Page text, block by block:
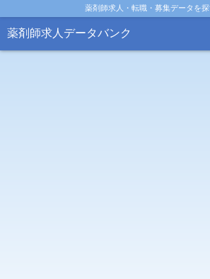
薬剤師求人・転職・募集データを
薬剤師求人データバンク